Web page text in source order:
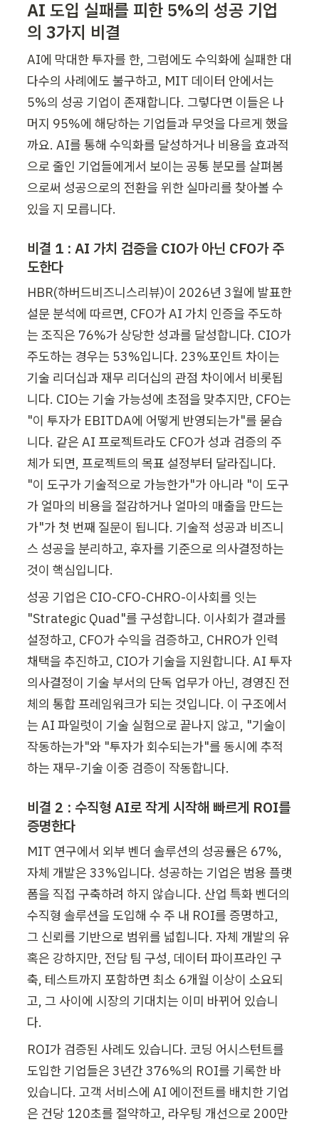
AI 도입 실패를 피한 5%의 성공 기업
의 3가지 비결
AI에 막대한 투자를 한, 그럼에도 수익화에 실패한 대
다수의 사례에도 불구하고, MIT 데이터 안에서는
5%의 성공 기업이 존재합니다. 그렇다면 이들은 나
머지 95%에 해당하는 기업들과 무엇을 다르게 했을
까요. AI를 통해 수익화를 달성하거나 비용을 효과적
으로 줄인 기업들에게서 보이는 공통 분모를 살펴봄
으로써 성공으로의 전환을 위한 실마리를 찾아볼 수
있을 지 모릅니다.
비결 1 : AI 가치 검증을 CIO가 아닌 CFO가 주
도한다
HBR(하버드비즈니스리뷰)이 2026년 3월에 발표한
설문 분석에 따르면, CFO가 AI 가치 인증을 주도하
는 조직은 76%가 상당한 성과를 달성합니다. CIO가
주도하는 경우는 53%입니다. 23%포인트 차이는
기술 리더십과 재무 리더십의 관점 차이에서 비롯됩
니다. CIO는 기술 가능성에 초점을 맞추지만, CFO는
"이 투자가 EBITDA에 어떻게 반영되는가"를 묻습
니다. 같은 AI 프로젝트라도 CFO가 성과 검증의 주
체가 되면, 프로젝트의 목표 설정부터 달라집니다.
"이 도구가 기술적으로 가능한가"가 아니라 "이 도구
가 얼마의 비용을 절감하거나 얼마의 매출을 만드는
가"가 첫 번째 질문이 됩니다. 기술적 성공과 비즈니
스 성공을 분리하고, 후자를 기준으로 의사결정하는
것이 핵심입니다.
성공 기업은 CIO-CFO-CHRO-이사회를 잇는
"Strategic Quad"를 구성합니다. 이사회가 결과를
설정하고, CFO가 수익을 검증하고, CHRO가 인력
채택을 추진하고, CIO가 기술을 지원합니다. AI 투자
의사결정이 기술 부서의 단독 업무가 아닌, 경영진 전
체의 통합 프레임워크가 되는 것입니다. 이 구조에서
는 AI 파일럿이 기술 실험으로 끝나지 않고, "기술이
작동하는가"와 "투자가 회수되는가"를 동시에 추적
하는 재무-기술 이중 검증이 작동합니다.
비결 2 : 수직형 AI로 작게 시작해 빠르게 ROI를
증명한다
MIT 연구에서 외부 벤더 솔루션의 성공률은 67%,
자체 개발은 33%입니다. 성공하는 기업은 범용 플랫
폼을 직접 구축하려 하지 않습니다. 산업 특화 벤더의
수직형 솔루션을 도입해 수 주 내 ROI를 증명하고,
그 신뢰를 기반으로 범위를 넓힙니다. 자체 개발의 유
혹은 강하지만, 전담 팀 구성, 데이터 파이프라인 구
축, 테스트까지 포함하면 최소 6개월 이상이 소요되
고, 그 사이에 시장의 기대치는 이미 바뀌어 있습니
다.
ROI가 검증된 사례도 있습니다. 코딩 어시스턴트를
도입한 기업들은 3년간 376%의 ROI를 기록한 바
있습니다. 고객 서비스에 AI 에이전트를 배치한 기업
은 건당 120초를 절약하고, 라우팅 개선으로 200만